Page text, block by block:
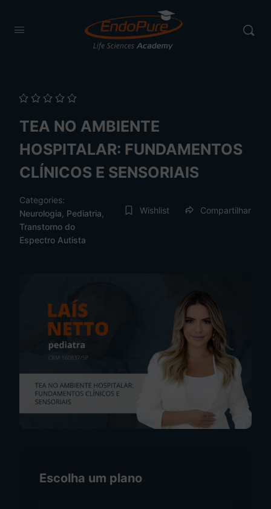
TEA NO AMBIENTE
HOSPITALAR: FUNDAMENTOS
CLÍNICOS E SENSORIAIS
Categories:
Neurologia Pediatria
Transtorno do
Espectro Autista
Wishlist Compartilhar
Escolha um plano